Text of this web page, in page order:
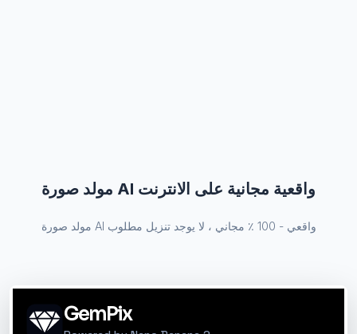
مولد صورة AI واقعية مجانية على الانترنت
مولد صورة AI واقعي - 100 ٪ مجاني ، لا يوجد تنزيل مطلوب